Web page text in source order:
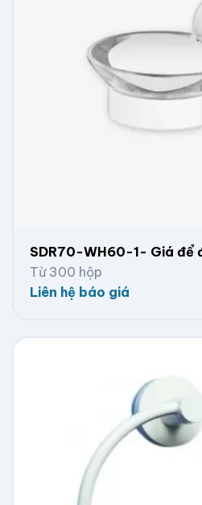
SDR70-WH60-1- Giá để
Từ 300 hộp
Liên hệ báo giá